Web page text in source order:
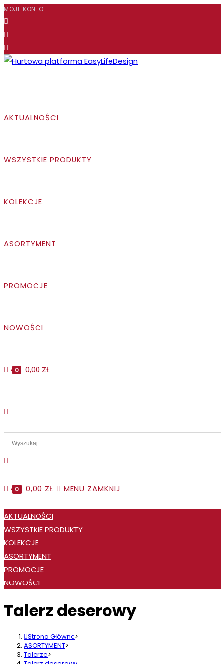
Koniec
treści
MOJE KONTO
AKTUALNOŚCI
WSZYSTKIE PRODUKTY
KOLEKCJE
ASORTYMENT
PROMOCJE
NOWOŚCI
0 0,00 ZŁ
TOGGLE
WEBSITE
SEARCH
0 0,00 ZŁ MENU ZAMKNIJ
AKTUALNOŚCI
WSZYSTKIE PRODUKTY
KOLEKCJE
ASORTYMENT
PROMOCJE
NOWOŚCI
Talerz deserowy
Strona Główna>
ASORTYMENT>
Talerze>